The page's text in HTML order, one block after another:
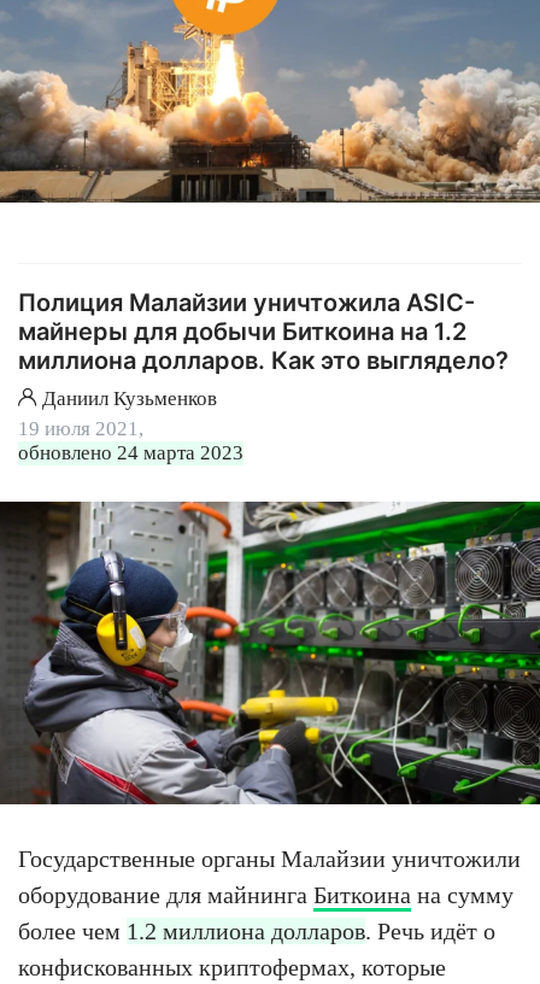
Полиция Малайзии уничтожила ASIC-
майнеры для добычи Биткоина на 1.2
миллиона долларов. Как это выглядело?
Даниил Кузьменков
19 июля 2021,
обновлено 24 марта 2023
Государственные органы Малайзии уничтожили
оборудование для майнинга Биткоина на сумму
более чем 1.2 миллиона долларов. Речь идёт о
конфискованных криптофермах, которые